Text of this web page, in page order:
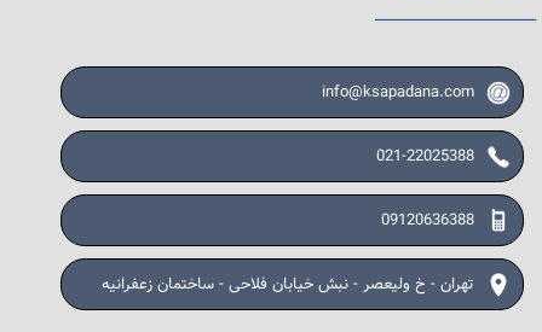
info@ksapadana.com
021-22025388
09120636388
تهران - خ ولیعصر - نبش خیابان فلاحی - ساختمان زعفرانیه